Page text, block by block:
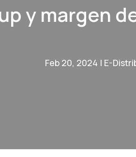
y margen
Feb 20, 2024 | E-